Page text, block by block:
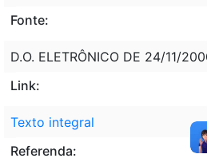
Fonte:
D.O. ELETRÔNICO DE 24/11/
Link:
Texto integral
Referenda: